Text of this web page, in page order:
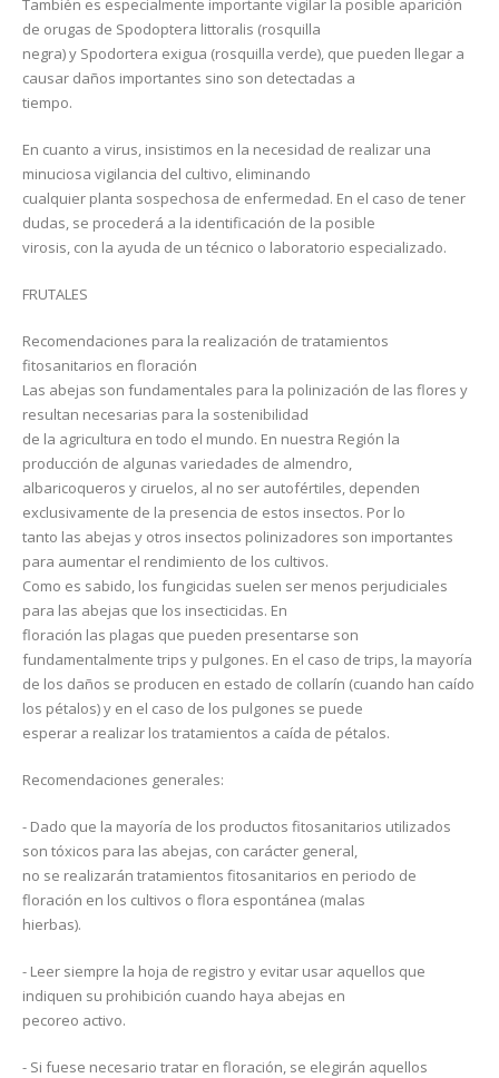
También es especialmente importante vigilar la posible aparición
de orugas de Spodoptera littoralis (rosquilla
negra) y Spodortera exigua (rosquilla verde), que pueden llegar a
causar daños importantes sino son detectadas a
tiempo.
En cuanto a virus, insistimos en la necesidad de realizar una
minuciosa vigilancia del cultivo, eliminando
cualquier planta sospechosa de enfermedad. En el caso de tener
dudas, se procederá a la identificación de la posible
virosis, con la ayuda de un técnico o laboratorio especializado.
FRUTALES
Recomendaciones para la realización de tratamientos
fitosanitarios en floración
Las abejas son fundamentales para la polinización de las flores y
resultan necesarias para la sostenibilidad
de la agricultura en todo el mundo. En nuestra Región la
producción de algunas variedades de almendro,
albaricoqueros y ciruelos, al no ser autofértiles, dependen
exclusivamente de la presencia de estos insectos. Por lo
tanto las abejas y otros insectos polinizadores son importantes
para aumentar el rendimiento de los cultivos.
Como es sabido, los fungicidas suelen ser menos perjudiciales
para las abejas que los insecticidas. En
floración las plagas que pueden presentarse son
fundamentalmente trips y pulgones. En el caso de trips, la mayoría
de los daños se producen en estado de collarín (cuando han caído
los pétalos) y en el caso de los pulgones se puede
esperar a realizar los tratamientos a caída de pétalos.
Recomendaciones generales:
- Dado que la mayoría de los productos fitosanitarios utilizados
son tóxicos para las abejas, con carácter general,
no se realizarán tratamientos fitosanitarios en periodo de
floración en los cultivos o flora espontánea (malas
hierbas).
- Leer siempre la hoja de registro y evitar usar aquellos que
indiquen su prohibición cuando haya abejas en
pecoreo activo.
- Si fuese necesario tratar en floración, se elegirán aquellos